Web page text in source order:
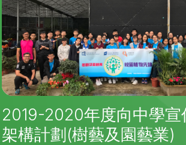
2019-2020年度向中學宣
架構計劃(樹藝及園藝業)